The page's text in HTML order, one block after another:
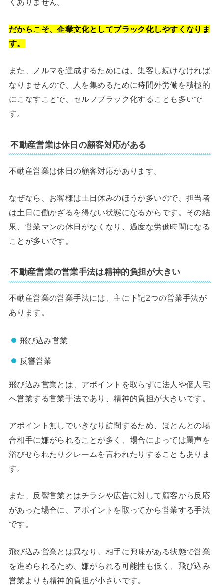
だからこそ、企業文化としてブラック化しやすくなりま
す。
また、ノルマを達成するためには、集客し続けなければ
なりませんので、人を集めるために時間外労働を積極的
にこなすことで、セルフブラック化することも多いで
す。
不動産営業は休日の顧客対応がある
不動産営業は休日の顧客対応があります。
なぜなら、お客様は土日休みのほうが多いので、担当者
は土日に働かざるを得ない状態になるからです。その結
果、営業マンの休日がなくなり、過度な労働時間になる
ことが多いです。
不動産営業の営業手法は精神的負担が大きい
不動産営業の営業手法には、主に下記2つの営業手法が
あります。
飛び込み営業
反響営業
飛び込み営業とは、アポイントを取らずに法人や個人宅
へ営業する営業手法であり、精神的負担が大きいです。
アポイント無しでいきなり訪問するため、ほとんどの場
合相手に嫌がられることが多く、場合によっては罵声を
浴びせられたりクレームを言われたりすることもありま
す。
また、反響営業とはチラシや広告に対して顧客から反応
があった場合に、アポイントを取ってから営業する手法
です。
飛び込み営業とは異なり、相手に興味がある状態で営業
を進められるため、嫌がられる可能性も低く、飛び込み
営業よりも精神的負担が小さいです。